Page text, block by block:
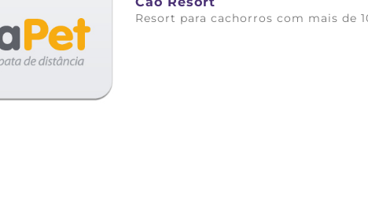
Resort para cachorros com mais de